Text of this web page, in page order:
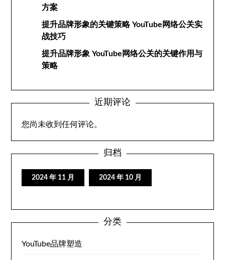
方案
提升品牌形象的关键策略 YouTube网络公关实
战技巧
提升品牌形象 YouTube网络公关的关键作用与
策略
近期评论
您尚未收到任何评论。
归档
2024 年 11 月 2024 年 10 月
分类
YouTube品牌塑造